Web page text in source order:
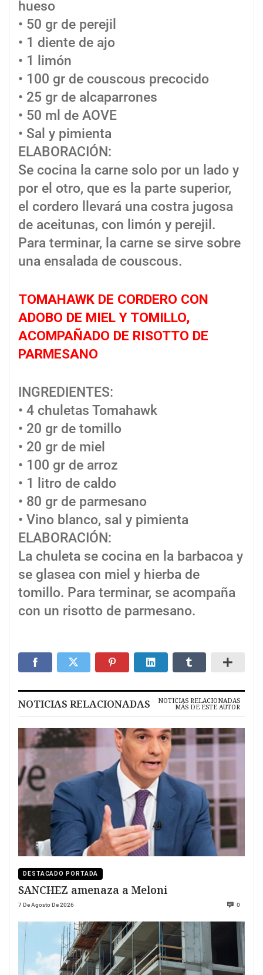
hueso
• 50 gr de perejil
• 1 diente de ajo
• 1 limón
• 100 gr de couscous precocido
• 25 gr de alcaparrones
• 50 ml de AOVE
• Sal y pimienta
ELABORACIÓN:
Se cocina la carne solo por un lado y
por el otro, que es la parte superior,
el cordero llevará una costra jugosa
de aceitunas, con limón y perejil.
Para terminar, la carne se sirve sobre
una ensalada de couscous.
TOMAHAWK DE CORDERO CON
ADOBO DE MIEL Y TOMILLO,
ACOMPAÑADO DE RISOTTO DE
PARMESANO
INGREDIENTES:
• 4 chuletas Tomahawk
• 20 gr de tomillo
• 20 gr de miel
• 100 gr de arroz
• 1 litro de caldo
• 80 gr de parmesano
• Vino blanco, sal y pimienta
ELABORACIÓN:
La chuleta se cocina en la barbacoa y
se glasea con miel y hierba de
tomillo. Para terminar, se acompaña
con un risotto de parmesano.
NOTICIAS RELACIONADAS NOTICIAS RELACIONADAS
MÁS DE ESTE AUTOR
DESTACADO PORTADA
SANCHEZ amenaza a Meloni
7 De Agosto De 2026 0